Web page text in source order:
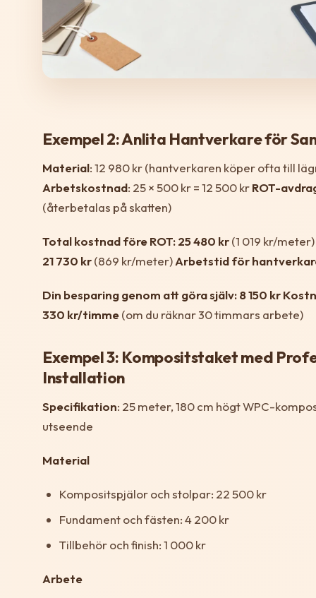
Exempel 2: Anlita Hantverkare för
Material: 12 980 kr (hantverkaren köper ofta till
Arbetskostnad: 25 × 500 kr = 12 500 krROT-
(återbetalas på skatten)
Total kostnad före ROT: 25 480 kr(1 019 kr/meter)
21 730 kr(869 kr/meter)Arbetstid för
Din besparing genom att göra själv: 8 150 kr
330 kr/timme(om du räknar 30 timmars arbete)
Exempel 3: Kompositstaket med
Installation
Specifikation: 25 meter, 180 cm högt WPC-
utseende
Material
Kompositspjälor och stolpar: 22 500 kr
Fundament och fästen: 4 200 kr
Tillbehör och finish: 1 000 kr
Arbete